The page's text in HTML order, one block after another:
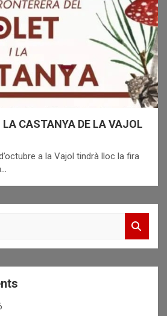
LA CASTANYA DE LA VAJOL
a la Vajol tindrà lloc la fira